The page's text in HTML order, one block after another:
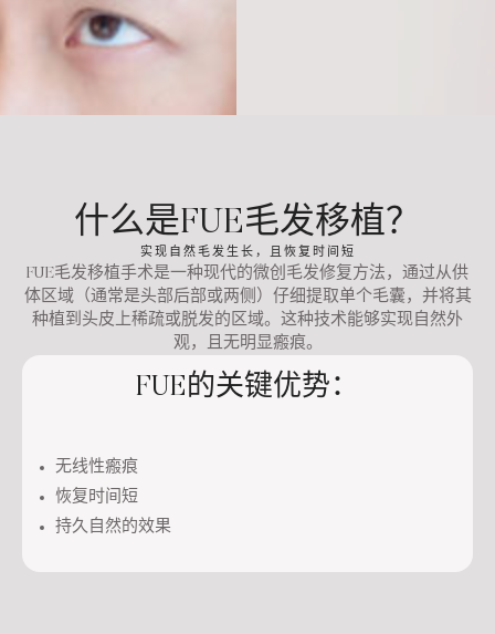
什么是FUE毛发移植？
实现自然毛发生长，且恢复时间短
FUE毛发移植手术是一种现代的微创毛发修复方法，通过从供
体区域（通常是头部后部或两侧）仔细提取单个毛囊，并将其
种植到头皮上稀疏或脱发的区域。这种技术能够实现自然外
观，且无明显瘢痕。
FUE的关键优势：
无线性瘢痕
恢复时间短
持久自然的效果